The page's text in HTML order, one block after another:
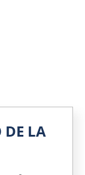
la Salud del
DE LA